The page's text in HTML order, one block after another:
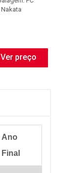
Nakata
Ver preço
Ano
Final